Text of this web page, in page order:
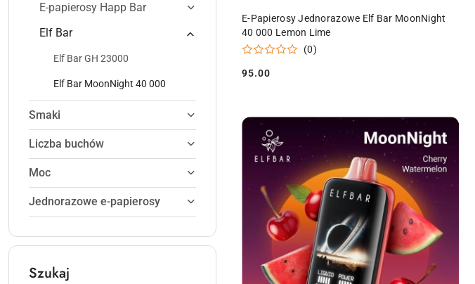
E-papierosy Happ Bar
Elf Bar
Elf Bar GH 23000
Elf Bar MoonNight 40 000
Smaki
Liczba buchów
Moc
Jednorazowe e-papierosy
Szukaj
E-Papierosy Jednorazowe Elf Bar MoonNight
40 000 Lemon Lime
(0)
Cena:
95.00
DO KOSZYKA